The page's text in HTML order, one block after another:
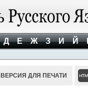
Д Е Ж З И Й
ВЕРСИЯ ДЛЯ ПЕЧАТИ